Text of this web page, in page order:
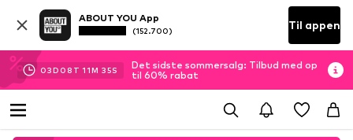
ABOUT YOU App
(152.700) Til appen
03D 08 T 11M 35S
Det sidste sommersalg: Tilbud med op
til 60% rabat